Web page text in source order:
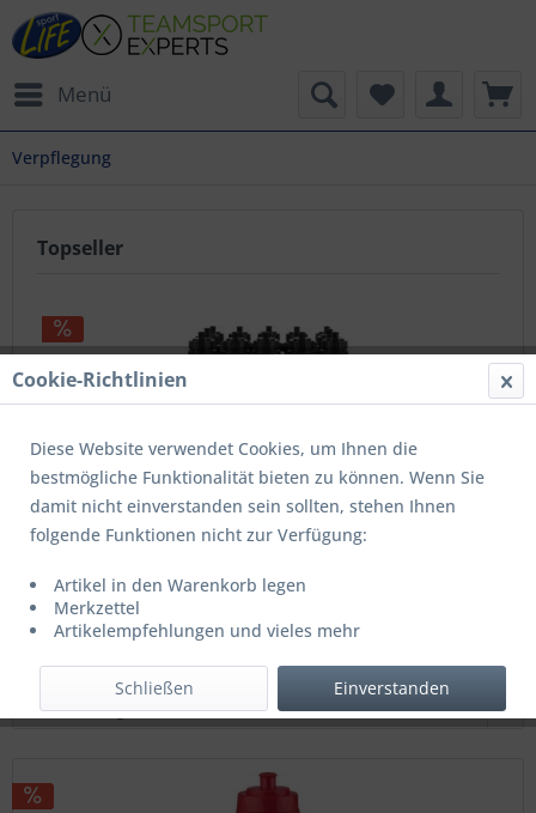
Menü
Verpflegung
Topseller
Trinkflaschenhalter Luxe inkl.Flasch. schwarz+grün
Inhalt1 Stück
Letzter niedrigster Preis: 44,99 € *
Cookie-Richtlinien
Diese Website verwendet Cookies, um Ihnen die
bestmögliche Funktionalität bieten zu können. Wenn Sie
damit nicht einverstanden sein sollten, stehen Ihnen
folgende Funktionen nicht zur Verfügung:
Artikel in den Warenkorb legen
Merkzettel
Artikelempfehlungen und vieles mehr
Einverstanden
Schließen